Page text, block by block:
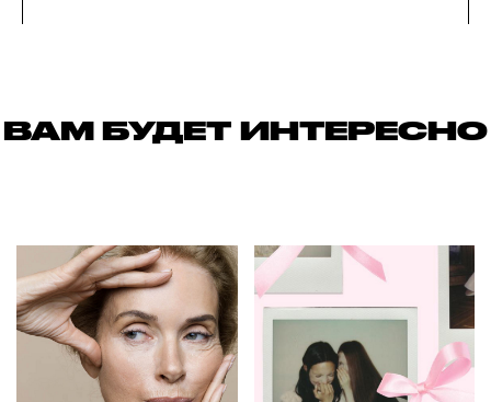
ВАМ БУДЕТ ИНТЕРЕСНО